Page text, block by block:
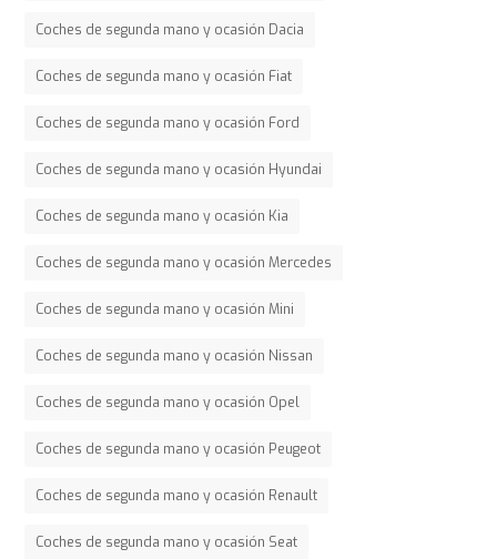
Coches de segunda mano y ocasión Dacia
Coches de segunda mano y ocasión Fiat
Coches de segunda mano y ocasión Ford
Coches de segunda mano y ocasión Hyundai
Coches de segunda mano y ocasión Kia
Coches de segunda mano y ocasión Mercedes
Coches de segunda mano y ocasión Mini
Coches de segunda mano y ocasión Nissan
Coches de segunda mano y ocasión Opel
Coches de segunda mano y ocasión Peugeot
Coches de segunda mano y ocasión Renault
Coches de segunda mano y ocasión Seat